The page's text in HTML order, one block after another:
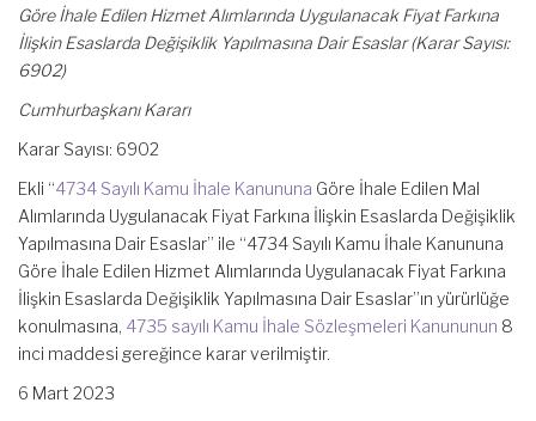
Göre İhale Edilen Hizmet Alımlarında Uygulanacak Fiyat Farkına
İlişkin Esaslarda Değişiklik Yapılmasına Dair Esaslar (Karar Sayısı:
6902)
Cumhurbaşkanı Kararı
Karar Sayısı: 6902
Ekli “4734 Sayılı Kamu İhale Kanununa Göre İhale Edilen Mal
Alımlarında Uygulanacak Fiyat Farkına İlişkin Esaslarda Değişiklik
Yapılmasına Dair Esaslar” ile “4734 Sayılı Kamu İhale Kanununa
Göre İhale Edilen Hizmet Alımlarında Uygulanacak Fiyat Farkına
İlişkin Esaslarda Değişiklik Yapılmasına Dair Esaslar”ın yürürlüğe
konulmasına, 4735 sayılı Kamu İhale Sözleşmeleri Kanununun 8
inci maddesi gereğince karar verilmiştir.
6 Mart 2023